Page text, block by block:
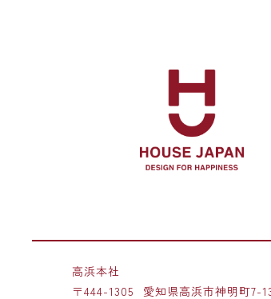
高浜本社
〒444-1305
愛知県高浜市神明町7-